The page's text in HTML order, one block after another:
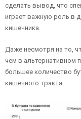
сделать вывод, что
играет важную роль в
кишечника.
Даже несмотря на то,
чем в альтернативном
большее количество
кишечного тракта.